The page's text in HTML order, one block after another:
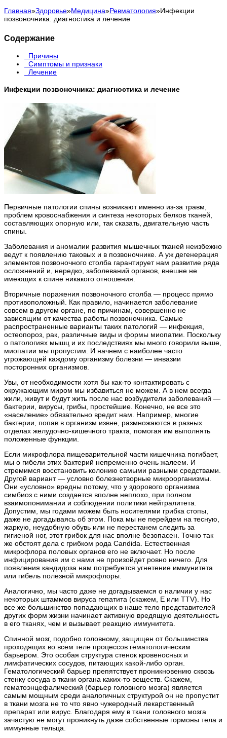
Главная»Здоровье»Медицина»Ревматология»Инфекции
позвоночника: диагностика и лечение
Содержание
Причины
Симптомы и признаки
Лечение
Инфекции позвоночника: диагностика и лечение
Первичные патологии спины возникают именно из-за травм,
проблем кровоснабжения и синтеза некоторых белков тканей,
составляющих опорную или, так сказать, двигательную часть
спины.
Заболевания и аномалии развития мышечных тканей неизбежно
ведут к появлению таковых и в позвоночнике. А уж дегенерация
элементов позвоночного столба гарантирует нам развитие ряда
осложнений и, нередко, заболеваний органов, внешне не
имеющих к спине никакого отношения.
Вторичные поражения позвоночного столба — процесс прямо
противоположный. Как правило, начинается заболевание
совсем в другом органе, по причинам, совершенно не
зависящим от качества работы позвоночника. Самые
распространенные варианты таких патологий — инфекция,
остеопороз, рак, различные виды и формы миопатии. Поскольку
о патологиях мышц и их последствиях мы много говорили выше,
миопатии мы пропустим. И начнем с наиболее часто
угрожающей каждому организму болезни — инвазии
посторонних организмов.
Увы, от необходимости хотя бы как-то контактировать с
окружающим миром мы избавиться не можем. А в нем всегда
жили, живут и будут жить после нас возбудители заболеваний —
бактерии, вирусы, грибы, простейшие. Конечно, не все это
«население» обязательно вредит нам. Например, многие
бактерии, попав в организм извне, размножаются в разных
отделах желудочно-кишечного тракта, помогая им выполнять
положенные функции.
Если микрофлора пищеварительной части кишечника погибает,
мы о гибели этих бактерий непременно очень жалеем. И
стремимся восстановить колонию самыми разными средствами.
Другой вариант — условно болезнетворные микроорганизмы.
Они «условно» вредны потому, что у здорового организма
симбиоз с ними создается вполне неплохо, при полном
взаимопонимании и соблюдении политики нейтралитета.
Допустим, мы годами можем быть носителями грибка стопы,
даже не догадываясь об этом. Пока мы не перейдем на тесную,
жаркую, неудобную обувь или не перестанем следить за
гигиеной ног, этот грибок для нас вполне безопасен. Точно так
же обстоят дела с грибком рода Candida. Естественная
микрофлора половых органов его не включает. Но после
инфицирования им с нами не произойдет ровно ничего. Для
появления кандидоза нам потребуется угнетение иммунитета
или гибель полезной микрофлоры.
Аналогично, мы часто даже не догадываемся о наличии у нас
некоторых штаммов вируса гепатита (скажем, Е или TTV). Но
все же большинство попадающих в наше тело представителей
других форм жизни начинает активную вредящую деятельность
в его тканях, чем и вызывает реакцию иммунитета.
Спинной мозг, подобно головному, защищен от большинства
проходящих во всем теле процессов гематологическим
барьером. Это особая структура стенок кровеносных и
лимфатических сосудов, питающих какой-либо орган.
Гематологический барьер препятствует проникновению сквозь
стенку сосуда в ткани органа каких-то веществ. Скажем,
гематоэнцефалический (барьер головного мозга) является
самым мощным среди аналогичных структурой он не пропустит
в ткани мозга не то что явно чужеродный лекарственный
препарат или вирус. Благодаря ему в ткани головного мозга
зачастую не могут проникнуть даже собственные гормоны тела и
иммунные тельца.